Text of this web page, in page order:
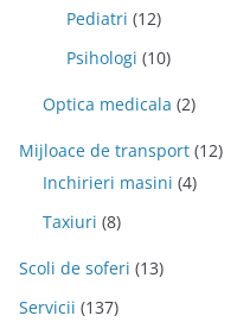
Pediatri (12)
Psihologi (10)
Optica medicala (2)
Mijloace de transport (12)
Inchirieri masini (4)
Taxiuri (8)
Scoli de soferi (13)
Servicii (137)